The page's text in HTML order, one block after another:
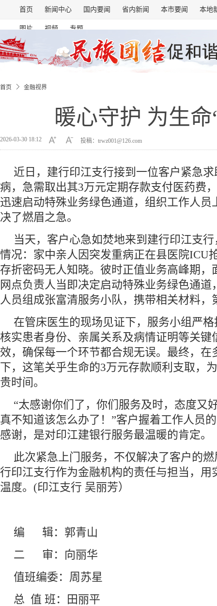
首页 新闻中心 国内要闻 省内新闻 本市要闻 本地
图片 视频 专题
首页 金融视界
暖心守护 为生命
2026-03-30 18:12 投稿：trwz001@126.com
近日，建行印江支行接到一位客户紧急
病，急需取出其3万元定期存款支付医药费
迅速启动特殊业务绿色通道，组织工作人员
决了燃眉之急。
当天，客户心急如焚地来到建行印江支
情况：家中亲人因突发重病正在县医院ICU
存折密码无人知晓。彼时正值业务高峰期，
网点负责人当即决定启动特殊业务绿色通道
人员组成张富清服务小队，携带相关材料，
在管床医生的现场见证下，服务小组严
核实患者身份、亲属关系及病情证明等关键
效，确保每一个环节都合规无误。最终，在
下，这笔关乎生命的3万元存款顺利支取，
贵时间。
“太感谢你们了，你们服务及时，态度又
真不知道该怎么办了！”客户握着工作人员
感谢，是对印江建银行服务最温暖的肯定。
此次紧急上门服务，不仅解决了客户的
行印江支行作为金融机构的责任与担当，用
温度。(印江支行 吴丽芳）
编 辑：郭青山
二 审：向丽华
值班编委：周苏星
总 值 班：田丽平